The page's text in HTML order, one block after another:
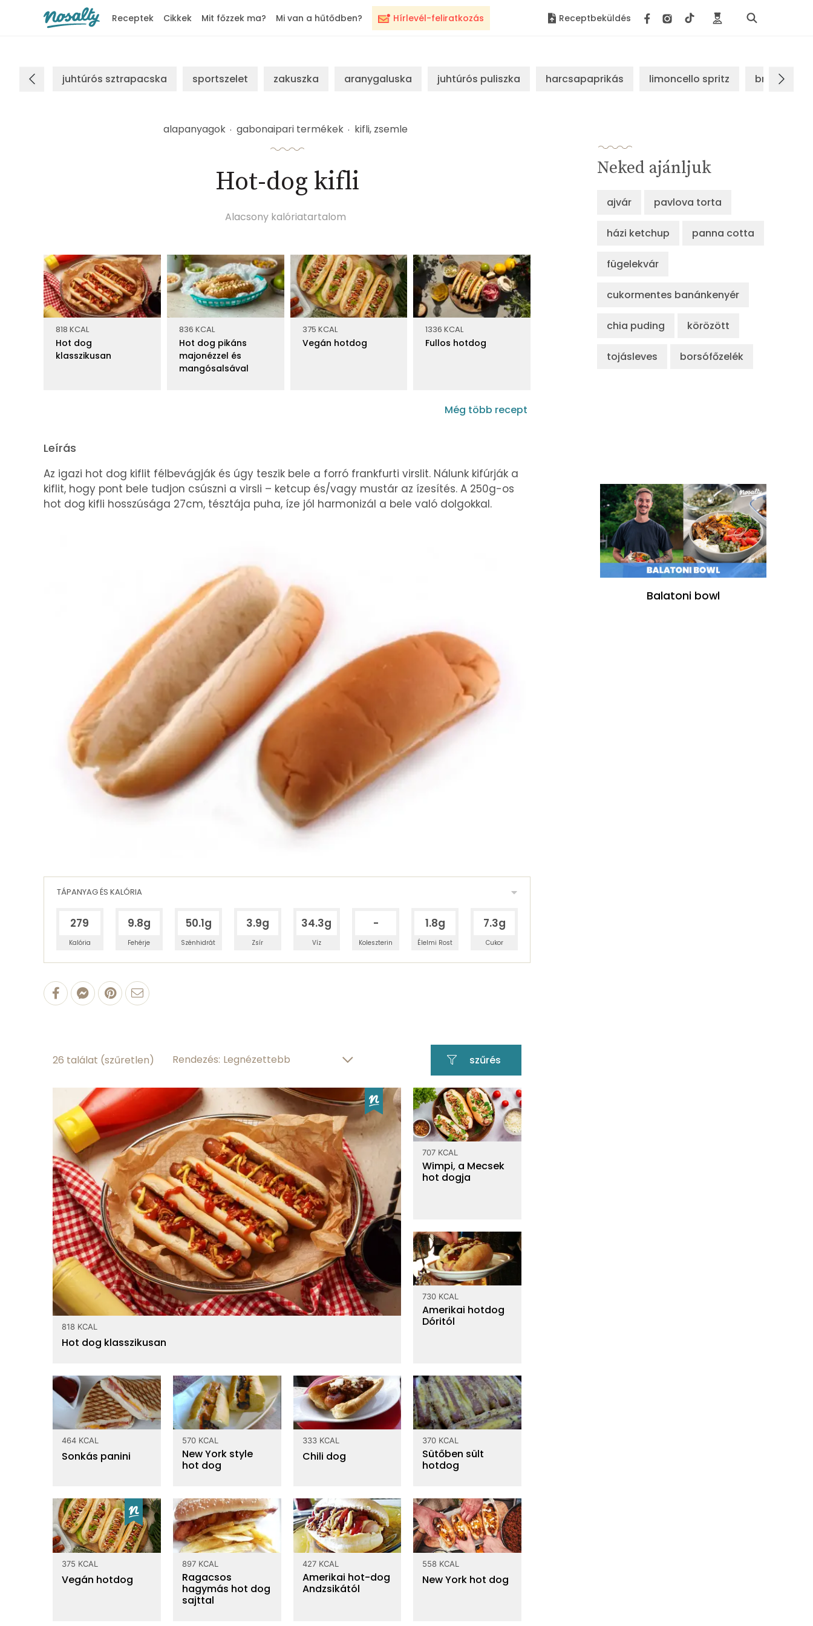
Hírlevél-feliratkozás
Receptek Cikkek Mit főzzek ma? Mi van a hűtődben? Receptbeküldés
juhtúrós sztrapacska sportszelet zakuszka aranygaluska juhtúrós puliszka harcsapaprikás limoncello spritz brassói
alapanyagok gabonaipari termékek kifli, zsemle
Hot-dog kifli
Alacsony kalóriatartalom
818 KCAL
Hot dog
klasszikusan
836 KCAL
Hot dog pikáns
majonézzel és
mangósalsával
375 KCAL
Vegán hotdog
1336 KCAL
Fullos hotdog
Még több recept
Leírás
Az igazi hot dog kiflit félbevágják és úgy teszik bele a forró frankfurti virslit. Nálunk kifúrják a
kiflit, hogy pont bele tudjon csúszni a virsli – ketcup és/vagy mustár az ízesítés. A 250g-os
hot dog kifli hosszúsága 27cm, tésztája puha, íze jól harmonizál a bele való dolgokkal.
TÁPANYAG ÉS KALÓRIA
279
Kalória
9.8g
Fehérje
50.1g
Szénhidrát
3.9g
Zsír
34.3g
Víz
-
Koleszterin
1.8g
Élelmi Rost
7.3g
Cukor
100 g Hot-dog kifli
zsírtartalom 3.37 g 34.34 g
Hány kalória gramm hot-dog kifli?
Számold ki!
Top ásványi anyagok
Nátrium 494 mg
Kalcium
Top vitaminok
B6 vitamin 0.063 g
Tápanyagtartalom / 100 gramm
fehérje 9.77 g
telített zsírsav 0.842 g
egyszeresen telített
zsírsav
0.748 g
többszörösen telített
zsírsav
1.78 g
szénhidrát
cukor 7.28 g
víz 34.34 g
vitaminok
Tiamin - B1 vitamin
26 találat (szűretlen) Rendezés: szűrés
818 KCAL
Hot dog klasszikusan
707 KCAL
Wimpi, a Mecsek
hot dogja
730 KCAL
Amerikai hotdog
Dóritól
464 KCAL
Sonkás panini
570 KCAL
New York style
hot dog
333 KCAL
Chili dog
370 KCAL
Sütőben sült
hotdog
375 KCAL
Vegán hotdog
897 KCAL
Ragacsos
hagymás hot dog
sajttal
427 KCAL
Amerikai hot-dog
Andzsikától
558 KCAL
New York hot dog
Neked ajánljuk
ajvár pavlova torta
házi ketchup panna cotta
fügelekvár
cukormentes banánkenyér
chia puding körözött
tojásleves borsófőzelék
Balatoni bowl